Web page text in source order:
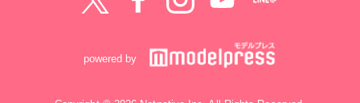
powered by